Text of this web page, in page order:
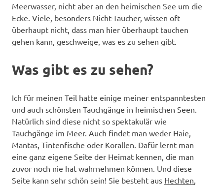
Meerwasser, nicht aber an den heimischen See um die
Ecke. Viele, besonders Nicht-Taucher, wissen oft
überhaupt nicht, dass man hier überhaupt tauchen
gehen kann, geschweige, was es zu sehen gibt.
Was gibt es zu sehen?
Ich für meinen Teil hatte einige meiner entspanntesten
und auch schönsten Tauchgänge in heimischen Seen.
Natürlich sind diese nicht so spektakulär wie
Tauchgänge im Meer. Auch findet man weder Haie,
Mantas, Tintenfische oder Korallen. Dafür lernt man
eine ganz eigene Seite der Heimat kennen, die man
zuvor noch nie hat wahrnehmen können. Und diese
Seite kann sehr schön sein! Sie besteht aus Hechten